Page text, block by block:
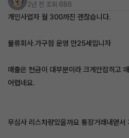
2년 전 조회 686
개인사업자 월 300까진 괜찮습니다.
물류회사.가구점 운영 만25세입니자
매출은 현금이 대부분이라 크게안잡히고
어렵네요.
무심사 리스차량있을까요 통장거래내엳서